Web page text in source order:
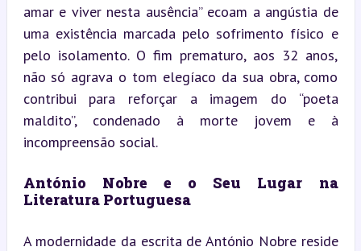
amar e viver nesta ausência” ecoam a angústia de
uma existência marcada pelo sofrimento físico e
pelo isolamento. O fim prematuro, aos 32 anos,
não só agrava o tom elegíaco da sua obra, como
contribui para reforçar a imagem do “poeta
maldito”, condenado à morte jovem e à
incompreensão social.
António Nobre e o Seu Lugar na
Literatura Portuguesa
A modernidade da escrita de António Nobre reside